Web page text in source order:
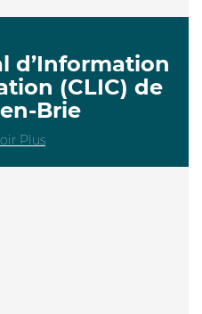
d’Information
(CLIC) de
Brie
Plus